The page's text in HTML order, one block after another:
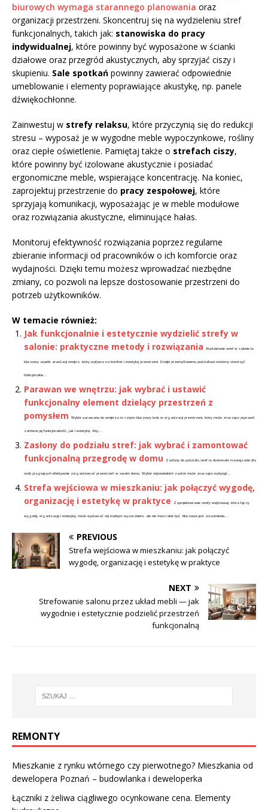
biurowych wymaga starannego planowania oraz
organizacji przestrzeni. Skoncentruj się na wydzieleniu stref
funkcjonalnych, takich jak: stanowiska do pracy
indywidualnej, które powinny być wyposażone w ścianki
działowe oraz przegród akustycznych, aby sprzyjać ciszy i
skupieniu. Sale spotkań powinny zawierać odpowiednie
umeblowanie i elementy poprawiające akustykę, np. panele
dźwiękochłonne.
Zainwestuj w strefy relaksu, które przyczynią się do redukcji
stresu – wyposaż je w wygodne meble wypoczynkowe, rośliny
oraz ciepłe oświetlenie. Pamiętaj także o strefach ciszy,
które powinny być izolowane akustycznie i posiadać
ergonomiczne meble, wspierające koncentrację. Na koniec,
zaprojektuj przestrzenie do pracy zespołowej, które
sprzyjają komunikacji, wyposażając je w meble modułowe
oraz rozwiązania akustyczne, eliminujące hałas.
Monitoruj efektywność rozwiązania poprzez regularne
zbieranie informacji od pracowników o ich komforcie oraz
wydajności. Dzięki temu możesz wprowadzać niezbędne
zmiany, co pozwoli na lepsze dostosowanie przestrzeni do
potrzeb użytkowników.
W temacie również:
Jak funkcjonalnie i estetycznie wydzielić strefy w
salonie: praktyczne metody i rozwiązania
Wydzielanie stref w salonie to
kluczowy aspekt aranżacji wnętrz, który wpływa na komfort i estetykę przestrzeni. Dzięki przemyślanemu podziałowi możemy stworzyć
funkcjonalne...
Parawan we wnętrzu: jak wybrać i ustawić
funkcjonalny element dzielący przestrzeń z
pomysłem
Wybór parawanu do wnętrza to często kluczowy krok w organizacji przestrzeni, który może znacząco poprawić
zarówno jej funkcjonalność, jak i estetykę. Aby...
Zasłony do podziału stref: jak wybrać i zamontować
funkcjonalną przegrodę w domu
Zasłony do podziału stref to doskonałe rozwiązanie dla
osób pragnących efektywnie zorganizować przestrzeń w swoim domu. Wybór odpowiednich zasłon może znacząco wpłynąć...
Strefa wejściowa w mieszkaniu: jak połączyć wygodę,
organizację i estetykę w praktyce
Zaprojektowanie strefy wejściowej, która łączy
wygodę, organizację i estetykę, może wydawać się trudnym wyzwaniem, ale nie musi takie być. Kluczowe jest zrozumienie,...
PREVIOUS
Strefa wejściowa w mieszkaniu: jak połączyć
wygodę, organizację i estetykę w praktyce
NEXT
Strefowanie salonu przez układ mebli — jak
wygodnie i estetycznie podzielić przestrzeń
funkcjonalną
REMONTY
Mieszkanie z rynku wtórnego czy pierwotnego? Mieszkania od
dewelopera Poznań – budowlanka i deweloperka
Łączniki z żeliwa ciągliwego ocynkowane cena. Elementy